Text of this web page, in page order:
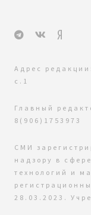
Адрес
с.1
Главный
8(906)1753973
СМИ
надзору в
технологий и
28.03.2023.